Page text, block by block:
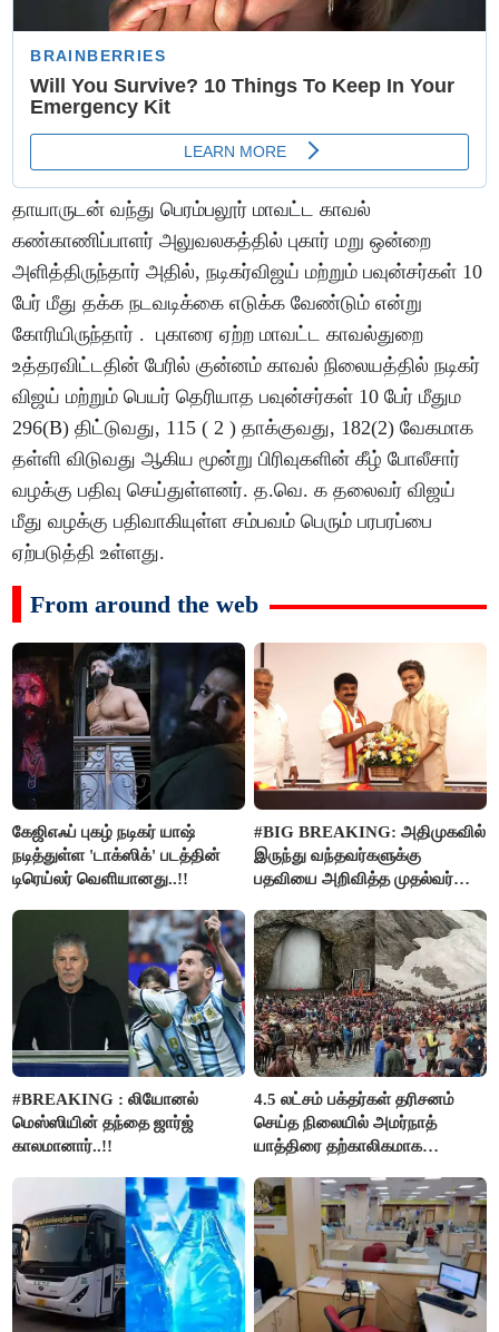
தாயாருடன் வந்து பெரம்பலூர் மாவட்ட காவல்
கண்காணிப்பாளர் அலுவலகத்தில் புகார் மறு ஒன்றை
அளித்திருந்தார் அதில், நடிகர்விஜய் மற்றும் பவுன்சர்கள் 10
பேர் மீது தக்க நடவடிக்கை எடுக்க வேண்டும் என்று
கோரியிருந்தார் . புகாரை ஏற்ற மாவட்ட காவல்துறை
உத்தரவிட்டதின் பேரில் குன்னம் காவல் நிலையத்தில் நடிகர்
விஜய் மற்றும் பெயர் தெரியாத பவுன்சர்கள் 10 பேர் மீதும
296(B) திட்டுவது, 115 ( 2 ) தாக்குவது, 182(2) வேகமாக
தள்ளி விடுவது ஆகிய மூன்று பிரிவுகளின் கீழ் போலீசார்
வழக்கு பதிவு செய்துள்ளனர். த.வெ. க தலைவர் விஜய்
மீது வழக்கு பதிவாகியுள்ள சம்பவம் பெரும் பரபரப்பை
ஏற்படுத்தி உள்ளது.
From around the web
கேஜிஎஃப் புகழ் நடிகர் யாஷ்
நடித்துள்ள 'டாக்‌ஸிக்' படத்தின்
டிரெய்லர் வெளியானது..!!
#BIG BREAKING: அதிமுகவில்
இருந்து வந்தவர்களுக்கு
பதவியை அறிவித்த முதல்வர்
#BREAKING : லியோனல்
மெஸ்ஸியின் தந்தை ஜார்ஜ்
காலமானார்..!!
4.5 லட்சம் பக்தர்கள் தரிசனம்
செய்த நிலையில் அமர்நாத்
யாத்திரை தற்காலிகமாக